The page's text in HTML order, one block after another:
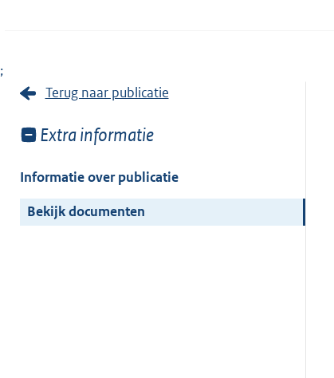
;
Terug naar publicatie
Toon
van:
Extra informatie
Informatie over publicatie
Bekijk documenten